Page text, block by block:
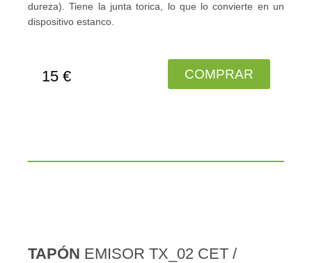
dureza). Tiene la junta torica, lo que lo convierte en un
dispositivo estanco.
15 € COMPRAR
TAPÓN EMISOR TX_02 CET /